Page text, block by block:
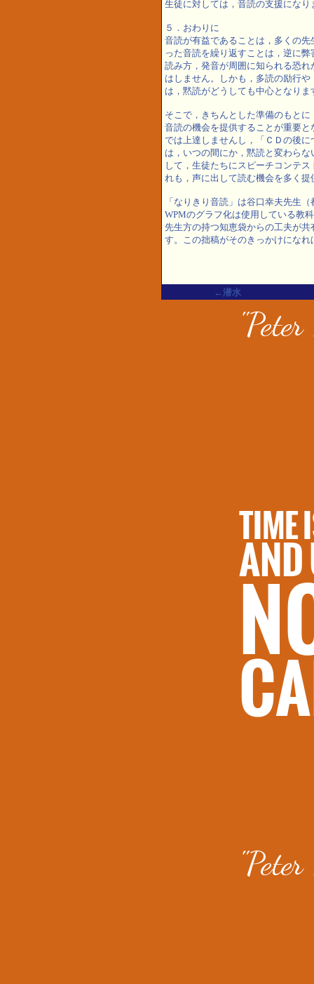
生徒に対しては，音読の支援になり
５．おわりに
音読が有益であることは，多くの
った音読を繰り返すことは，逆に
読み方，発音が周囲に知られる恐
はしません。しかも，多読の励行
は，黙読がどうしても中心となりま
そこで，きちんとした準備のもと
音読の機会を提供することが重要
では上達しませんし，「ＣＤの後
は，いつの間にか，黙読と変わら
して，生徒たちにスピーチコンテ
れも，声に出して読む機会を多く
「なりきり音読」は谷口幸夫先生
WPMのグラフ化は使用している教
先生方の持つ知恵袋からの工夫が
す。この拙稿がそのきっかけになれ
←潜水